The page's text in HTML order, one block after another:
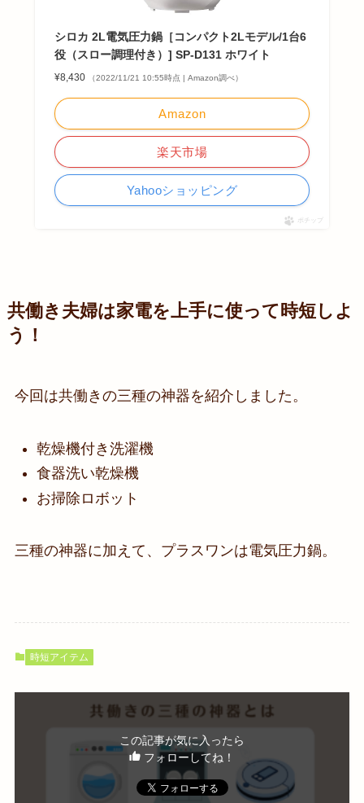
シロカ 2L電気圧力鍋［コンパクト2Lモデル/1台6
役（スロー調理付き）] SP-D131 ホワイト
¥8,430 （2022/11/21 10:55時点 | Amazon調べ）
Amazon
楽天市場
Yahooショッピング
ポチップ
共働き夫婦は家電を上手に使って時短しよ
う！
今回は共働きの三種の神器を紹介しました。
乾燥機付き洗濯機
食器洗い乾燥機
お掃除ロボット
三種の神器に加えて、プラスワンは電気圧力鍋。
時短アイテム
この記事が気に入ったら
フォローしてね！